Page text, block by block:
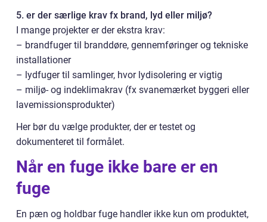
5. er der særlige krav fx brand, lyd eller miljø?
I mange projekter er der ekstra krav:
– brandfuger til branddøre, gennemføringer og tekniske
installationer
– lydfuger til samlinger, hvor lydisolering er vigtig
– miljø- og indeklimakrav (fx svanemærket byggeri eller
lavemissionsprodukter)
Her bør du vælge produkter, der er testet og
dokumenteret til formålet.
Når en fuge ikke bare er en
fuge
En pæn og holdbar fuge handler ikke kun om produktet,